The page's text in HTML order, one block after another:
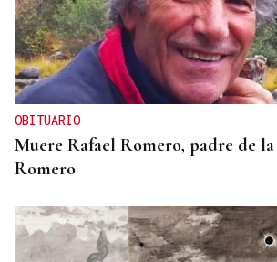
OBITUARIO
Muere Rafael Romero, padre de
Romero